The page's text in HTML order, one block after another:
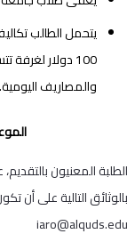
والمصاريف اليومية.
الطلبة المعنيون
بالوثائق التالية على أن
iaro@alquds.edu